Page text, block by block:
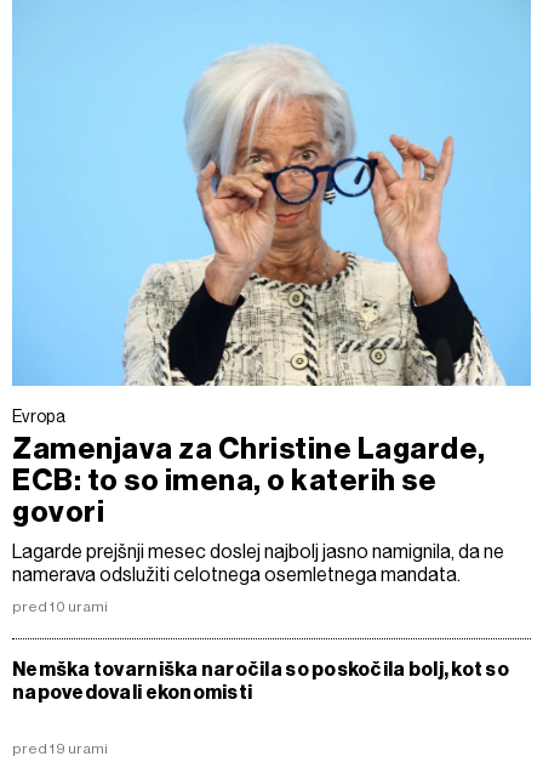
Evropa
Zamenjava za Christine Lagarde,
ECB: to so imena, o katerih se
govori
Lagarde prejšnji mesec doslej najbolj jasno namignila, da ne
namerava odslužiti celotnega osemletnega mandata.
pred 10 urami
Nemška tovarniška naročila so poskočila bolj, kot so
napovedovali ekonomisti
pred 19 urami